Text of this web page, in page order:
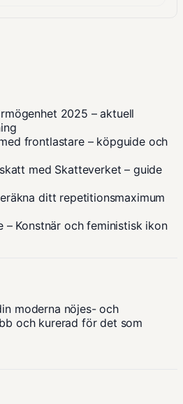
2025 – aktuell
frontlastare – köpguide och
med Skatteverket – guide
ditt repetitionsmaximum
– Konstnär och feministisk ikon
moderna nöjes- och
och kurerad för det som